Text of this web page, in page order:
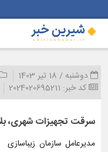
دوشنبه / 18 تیر 1403
کد خبر: 2024020695211
سرقت تجهیزات شهری،
مدیرعامل سازمان زیباسازی